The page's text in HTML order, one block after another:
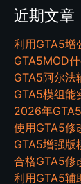
近期文章
利用GTA5增
GTA5MOD
GTA5阿尔法
GTA5模组能
2026年
使用GTA5修
GTA5增强版
合格GTA5修
利用GTA5辅